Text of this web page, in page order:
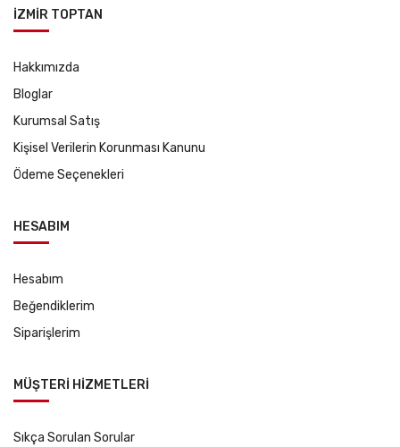
İZMİR TOPTAN
Hakkımızda
Bloglar
Kurumsal Satış
Kişisel Verilerin Korunması Kanunu
Ödeme Seçenekleri
HESABIM
Hesabım
Beğendiklerim
Siparişlerim
MÜŞTERİ HİZMETLERİ
Sıkça Sorulan Sorular